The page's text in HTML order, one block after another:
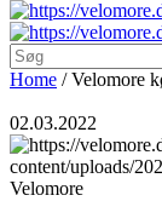
Søg
Home /Velomore
02.03.2022
Velomore